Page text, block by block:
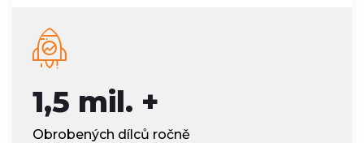
1,5 mil. +
Obrobených dílců ročně